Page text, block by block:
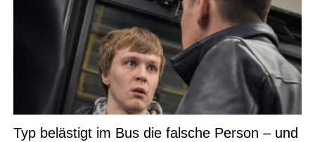
Typ belästigt im Bus die falsche Person – und